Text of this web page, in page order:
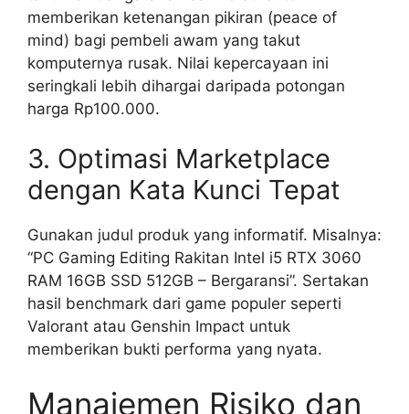
memberikan ketenangan pikiran (peace of
mind) bagi pembeli awam yang takut
komputernya rusak. Nilai kepercayaan ini
seringkali lebih dihargai daripada potongan
harga Rp100.000.
3. Optimasi Marketplace
dengan Kata Kunci Tepat
Gunakan judul produk yang informatif. Misalnya:
“PC Gaming Editing Rakitan Intel i5 RTX 3060
RAM 16GB SSD 512GB – Bergaransi”. Sertakan
hasil benchmark dari game populer seperti
Valorant atau Genshin Impact untuk
memberikan bukti performa yang nyata.
Manajemen Risiko dan